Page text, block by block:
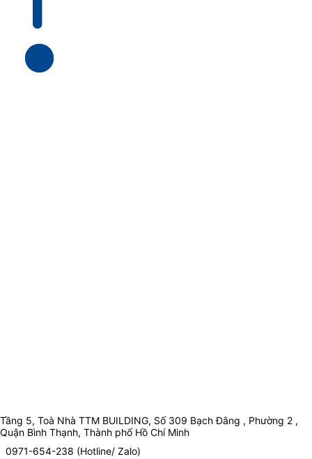
Tầng 5, Toà Nhà TTM BUILDING, Số 309 Bạch Đằng , Phường 2 ,
Quận Bình Thạnh, Thành phố Hồ Chí Minh
0971-654-238 (Hotline/ Zalo)